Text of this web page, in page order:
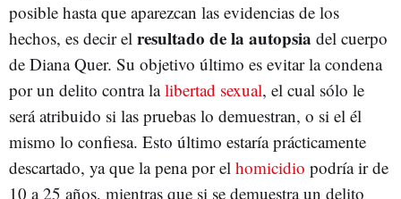
posible hasta que aparezcan las evidencias de los
hechos, es decir el resultado de la autopsia del cuerpo
de Diana Quer. Su objetivo último es evitar la condena
por un delito contra lalibertad sexual, el cual sólo le
será atribuido si las pruebas lo demuestran, o si el él
mismo lo confiesa. Esto último estaría prácticamente
descartado, ya que la pena por el homicidio podría ir de
10 a 25 años, mientras que si se demuestra un delito